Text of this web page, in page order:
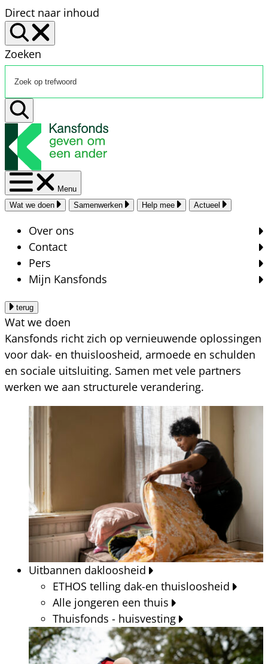
Direct naar inhoud
Zoeken
Menu
Wat we doen
Samenwerken Help mee Actueel
Over ons
Contact
Pers
Mijn Kansfonds
terug
Wat we doen
Kansfonds richt zich op vernieuwende oplossingen
voor dak- en thuisloosheid, armoede en schulden
en sociale uitsluiting. Samen met vele partners
werken we aan structurele verandering.
Uitbannen dakloosheid
ETHOS telling dak-en thuisloosheid
Alle jongeren een thuis
Thuisfonds - huisvesting